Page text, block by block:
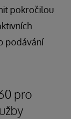
pokročilou
podávání
pro